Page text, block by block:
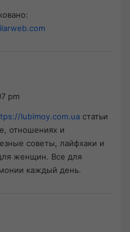
pm
lubimoy.com.ua статьи
отношениях и
советы, лайфхаки и
женщин. Все для
каждый день.